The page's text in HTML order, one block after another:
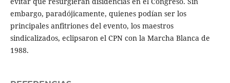
embargo, paradójicamente, quienes podían ser los
principales anfitriones del evento, los maestros
sindicalizados, eclipsaron el CPN con la Marcha Blanca de
1988.